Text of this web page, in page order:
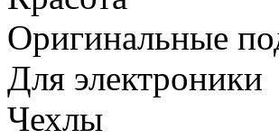
Оригинальные
Для электроники
Чехлы